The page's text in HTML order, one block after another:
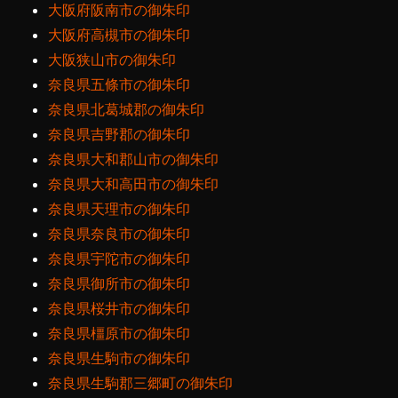
大阪府阪南市の御朱印
大阪府高槻市の御朱印
大阪狭山市の御朱印
奈良県五條市の御朱印
奈良県北葛城郡の御朱印
奈良県吉野郡の御朱印
奈良県大和郡山市の御朱印
奈良県大和高田市の御朱印
奈良県天理市の御朱印
奈良県奈良市の御朱印
奈良県宇陀市の御朱印
奈良県御所市の御朱印
奈良県桜井市の御朱印
奈良県橿原市の御朱印
奈良県生駒市の御朱印
奈良県生駒郡三郷町の御朱印